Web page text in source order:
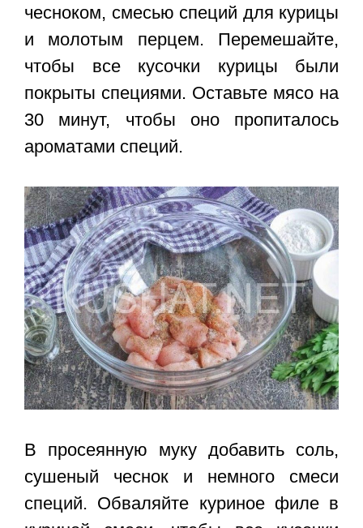
чесноком, смесью специй для курицы
и молотым перцем. Перемешайте,
чтобы все кусочки курицы были
покрыты специями. Оставьте мясо на
30 минут, чтобы оно пропиталось
ароматами специй.
В просеянную муку добавить соль,
сушеный чеснок и немного смеси
специй. Обваляйте куриное филе в